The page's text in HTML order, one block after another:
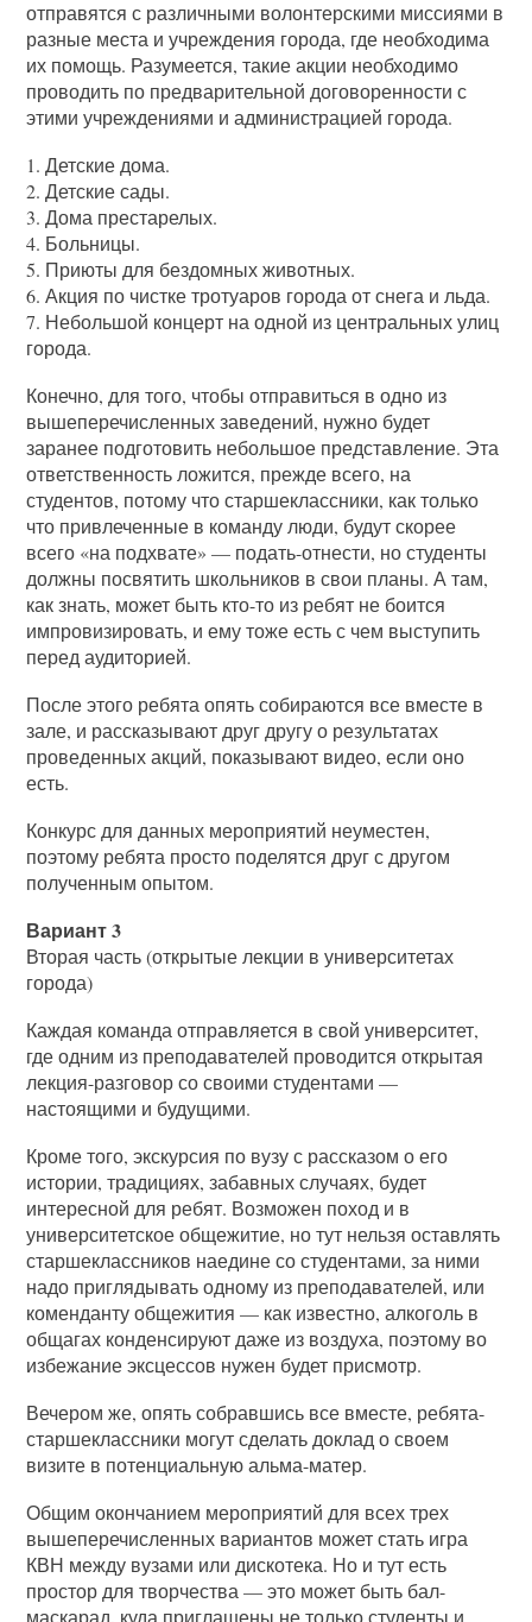
отправятся с различными волонтерскими миссиями в
разные места и учреждения города, где необходима
их помощь. Разумеется, такие акции необходимо
проводить по предварительной договоренности с
этими учреждениями и администрацией города.
1. Детские дома.
2. Детские сады.
3. Дома престарелых.
4. Больницы.
5. Приюты для бездомных животных.
6. Акция по чистке тротуаров города от снега и льда.
7. Небольшой концерт на одной из центральных улиц
города.
Конечно, для того, чтобы отправиться в одно из
вышеперечисленных заведений, нужно будет
заранее подготовить небольшое представление. Эта
ответственность ложится, прежде всего, на
студентов, потому что старшеклассники, как только
что привлеченные в команду люди, будут скорее
всего «на подхвате» — подать-отнести, но студенты
должны посвятить школьников в свои планы. А там,
как знать, может быть кто-то из ребят не боится
импровизировать, и ему тоже есть с чем выступить
перед аудиторией.
После этого ребята опять собираются все вместе в
зале, и рассказывают друг другу о результатах
проведенных акций, показывают видео, если оно
есть.
Конкурс для данных мероприятий неуместен,
поэтому ребята просто поделятся друг с другом
полученным опытом.
Вариант 3
Вторая часть (открытые лекции в университетах
города)
Каждая команда отправляется в свой университет,
где одним из преподавателей проводится открытая
лекция-разговор со своими студентами —
настоящими и будущими.
Кроме того, экскурсия по вузу с рассказом о его
истории, традициях, забавных случаях, будет
интересной для ребят. Возможен поход и в
университетское общежитие, но тут нельзя оставлять
старшеклассников наедине со студентами, за ними
надо приглядывать одному из преподавателей, или
коменданту общежития — как известно, алкоголь в
общагах конденсируют даже из воздуха, поэтому во
избежание эксцессов нужен будет присмотр.
Вечером же, опять собравшись все вместе, ребята-
старшеклассники могут сделать доклад о своем
визите в потенциальную альма-матер.
Общим окончанием мероприятий для всех трех
вышеперечисленных вариантов может стать игра
КВН между вузами или дискотека. Но и тут есть
простор для творчества — это может быть бал-
маскарад, куда приглашены не только студенты и